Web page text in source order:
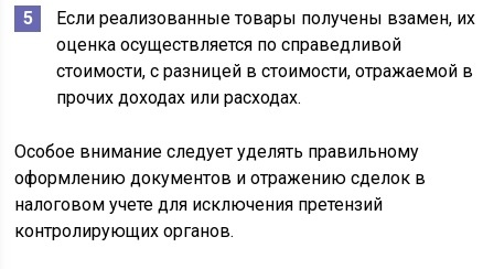
Если реализованные товары получены взамен, их
оценка осуществляется по справедливой
стоимости, с разницей в стоимости, отражаемой в
прочих доходах или расходах.
Особое внимание следует уделять правильному
оформлению документов и отражению сделок в
налоговом учете для исключения претензий
контролирующих органов.